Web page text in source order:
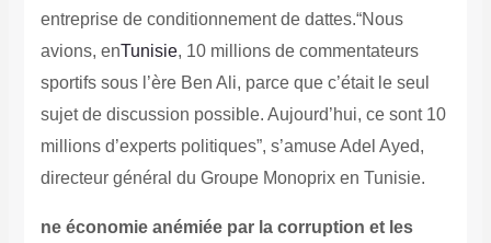
entreprise de conditionnement de dattes.“Nous
avions, enTunisie, 10 millions de commentateurs
sportifs sous l’ère Ben Ali, parce que c’était le seul
sujet de discussion possible. Aujourd’hui, ce sont 10
millions d’experts politiques”, s’amuse Adel Ayed,
directeur général du Groupe Monoprix en Tunisie.
ne économie anémiée par la corruption et les